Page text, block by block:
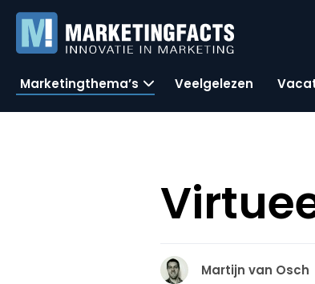
Marketingthema’s Veelgelezen
Martijn van Osch